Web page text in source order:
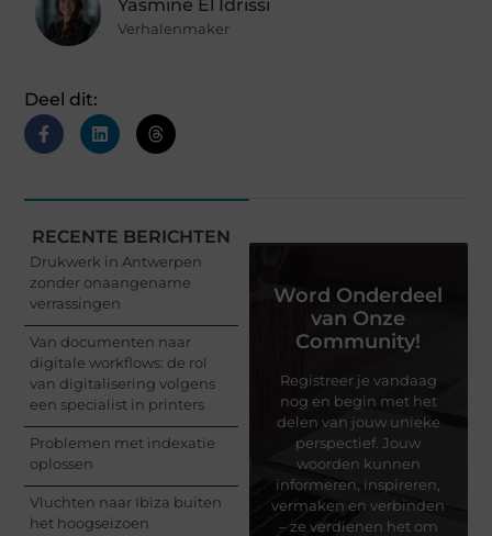
Yasmine El Idrissi
Verhalenmaker
Deel dit:
RECENTE BERICHTEN
Drukwerk in Antwerpen
zonder onaangename
verrassingen
Van documenten naar
digitale workflows: de rol
van digitalisering volgens
een specialist in printers
Problemen met indexatie
oplossen
Vluchten naar Ibiza buiten
het hoogseizoen
Word Onderdeel
van Onze
Community!
Registreer je vandaag
nog en begin met het
delen van jouw unieke
perspectief. Jouw
woorden kunnen
informeren, inspireren,
vermaken en verbinden
– ze verdienen het om